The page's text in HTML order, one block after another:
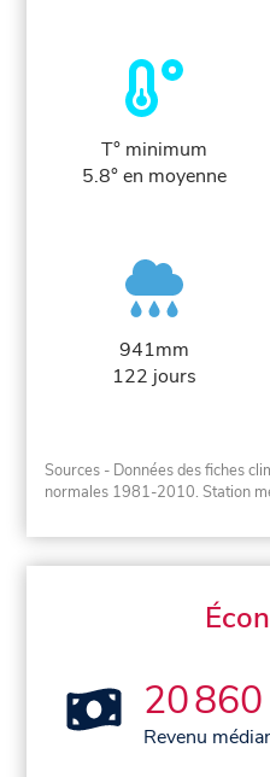
T° minimum
5.8° en moyenne
941mm
122 jours
Sources - Données des fiches
normales 1981-2010. Station
20
Revenu